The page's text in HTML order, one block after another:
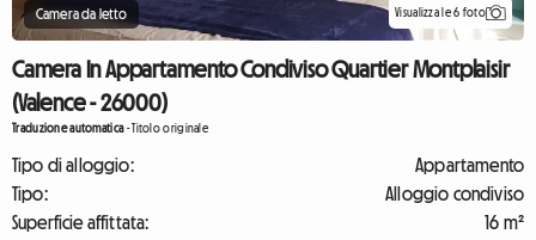
Camera da letto Visualizza le 6 foto
Camera In Appartamento Condiviso Quartier Montplaisir
(Valence - 26000)
Traduzione automatica-Titolo originale
Tipo di alloggio:
Appartamento
Tipo:
Alloggio condiviso
Superficie affittata:
16 m²